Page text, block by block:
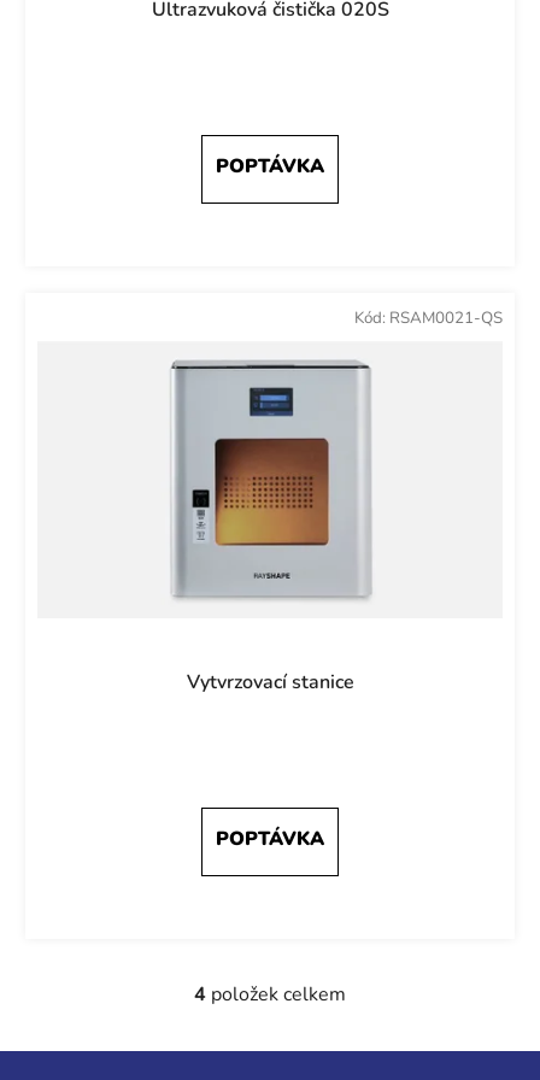
Ultrazvuková čistička 020S
Vytvrzovací stanice
Kód: RSAM0021-QS
O
l
4 položek celkem